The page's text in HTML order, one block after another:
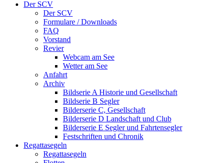
Der SCV
Der SCV
Formulare / Downloads
FAQ
Vorstand
Revier
Webcam am See
Wetter am See
Anfahrt
Archiv
Bildserie A Historie und Gesellschaft
Bildserie B Segler
Bilderserie C, Gesellschaft
Bilderserie D Landschaft und Club
Bilderserie E Segler und Fahrtensegler
Festschriften und Chronik
Regattasegeln
Regattasegeln